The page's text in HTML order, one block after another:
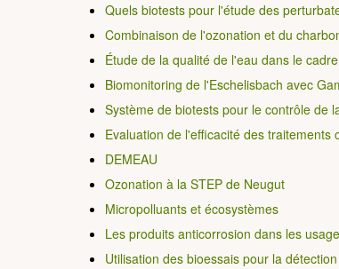
Quels biotests pour l'étude des
Combinaison de l'ozonation et du
Étude de la qualité de l'eau dans le
Biomonitoring de l'Eschelisbach avec
Système de biotests pour le contrôle de
Evaluation de l'efficacité des traitements
DEMEAU
Ozonation à la STEP de Neugut
Micropolluants et écosystèmes
Les produits anticorrosion dans les
Utilisation des bioessais pour la